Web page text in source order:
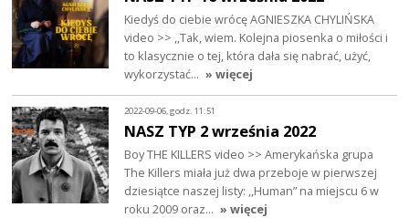
Kiedyś do ciebie wrócę AGNIESZKA CHYLIŃSKA
video >> ,,Tak, wiem. Kolejna piosenka o miłości i
to klasycznie o tej, która dała się nabrać, użyć,
wykorzystać… » więcej
2022-09-06, godz. 11:51
NASZ TYP 2 września 2022
Boy THE KILLERS video >> Amerykańska grupa
The Killers miała już dwa przeboje w pierwszej
dziesiątce naszej listy: ,,Human” na miejscu 6 w
roku 2009 oraz… » więcej